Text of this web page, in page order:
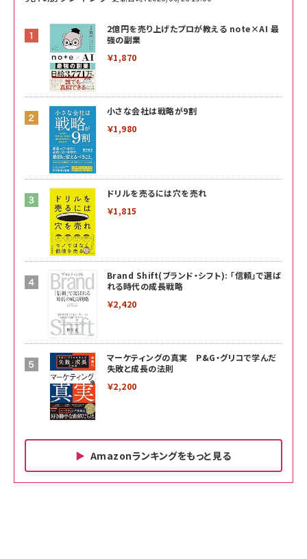
2億円を売り上げたプロが教える note×AI 最
強の副業
￥1,870
小さな会社は戦略が9割
￥1,980
ドリルを売るには穴を売れ
￥1,815
Brand Shift(ブランド・シフト): 「信頼」で選ば
れる時代の成長戦略
￥2,420
マーケティングの真実 P&G・グリコで学んだ
失敗と成長の法則
￥2,200
Amazonランキングをもっと見る